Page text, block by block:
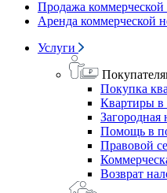
Продажа
Аренда коммерческой
Услуги
Покупка
Квартиры в
Загородная
Помощь в
Правовой
Возврат